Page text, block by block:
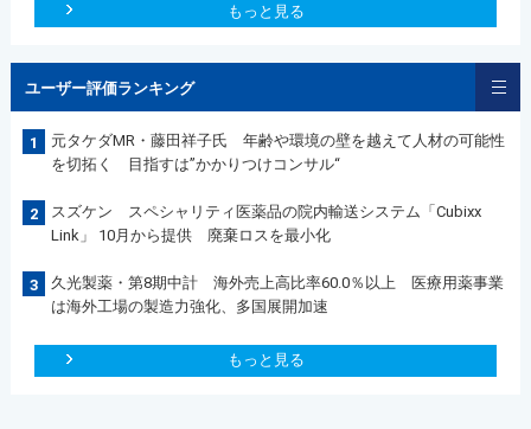
もっと見る
ユーザー評価ランキング
1
元タケダMR・藤田祥子氏 年齢や環境の壁を越えて人材の可能性
を切拓く 目指すは”かかりつけコンサル“
2
スズケン スペシャリティ医薬品の院内輸送システム「Cubixx
Link」 10月から提供 廃棄ロスを最小化
3
久光製薬・第8期中計 海外売上高比率60.0％以上 医療用薬事業
は海外工場の製造力強化、多国展開加速
もっと見る